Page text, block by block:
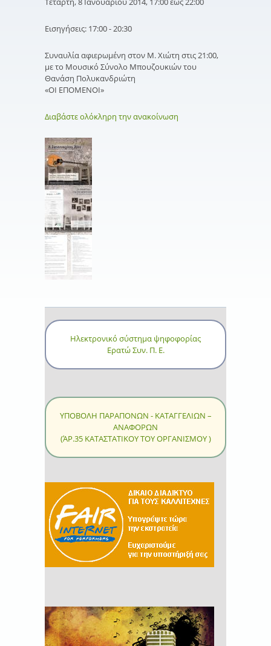
Εισηγήσεις: 17:00 - 20:30
Συναυλία αφιερωμένη στον Μ. Χιώτη στις 21:00,
με το Μουσικό Σύνολο Μπουζουκιών του
Θανάση Πολυκανδριώτη
«ΟΙ ΕΠΟΜΕΝΟΙ»
Διαβάστε ολόκληρη την ανακοίνωση
Ηλεκτρονικό σύστημα ψηφοφορίας
Ερατώ Συν. Π. Ε.
ΥΠΟΒΟΛΗ ΠΑΡΑΠΟΝΩΝ - ΚΑΤΑΓΓΕΛΙΩΝ –
ΑΝΑΦΟΡΩΝ
(ΆΡ.35 ΚΑΤΑΣΤΑΤΙΚΟΥ ΤΟΥ ΟΡΓΑΝΙΣΜΟΥ )